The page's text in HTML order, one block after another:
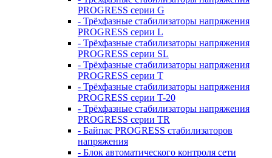
PROGRESS серии G
- Трёхфазные стабилизаторы напряжения
PROGRESS серии L
- Трёхфазные стабилизаторы напряжения
PROGRESS серии SL
- Трёхфазные стабилизаторы напряжения
PROGRESS серии T
- Трёхфазные стабилизаторы напряжения
PROGRESS серии T-20
- Трёхфазные стабилизаторы напряжения
PROGRESS серии TR
- Байпас PROGRESS стабилизаторов
напряжения
- Блок автоматического контроля сети